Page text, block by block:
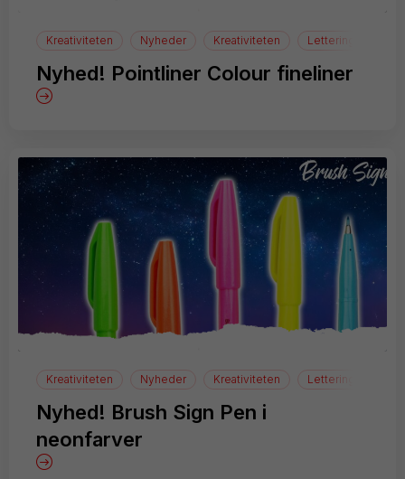
Kreativiteten Nyheder Kreativiteten Lettering
Nyhed! Pointliner Colour fineliner
Kreativiteten Nyheder Kreativiteten Lettering
Nyhed! Brush Sign Pen i
neonfarver